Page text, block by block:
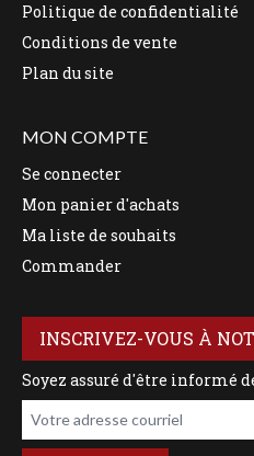
Politique de confidentialité
Conditions de vente
Plan du site
MON COMPTE
Se connecter
Mon panier d'achats
Ma liste de souhaits
Commander
INSCRIVEZ-VOUS À
Soyez assuré d'être informé
Votre adresse courriel